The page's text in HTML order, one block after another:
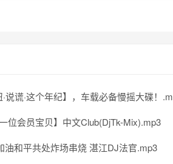
说谎·这个年纪】，车载必备慢摇大碟！
位会员宝贝】中文Club(DjTk-Mix).mp3
油和平共处炸场串烧 湛江DJ法官.mp3